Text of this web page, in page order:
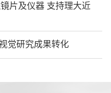
片及仪器 支持理大近
觉研究成果转化